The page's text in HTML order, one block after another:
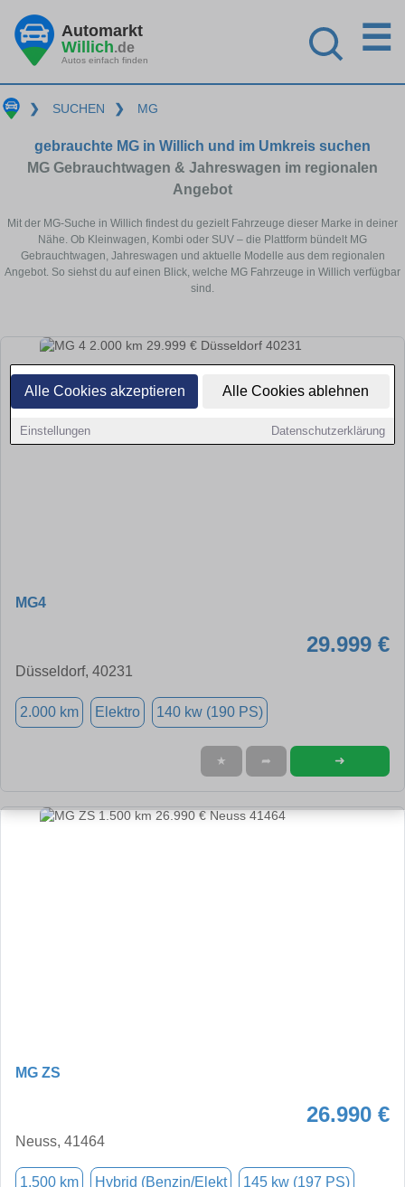
Alle Cookies akzeptieren Alle Cookies ablehnen
Einstellungen Datenschutzerklärung
Automarkt
Willich.de
Autos einfach finden
☰
❯ SUCHEN ❯ MG
gebrauchte MG in Willich und im Umkreis suchen
MG Gebrauchtwagen & Jahreswagen im regionalen
Angebot
Mit der MG-Suche in Willich findest du gezielt Fahrzeuge dieser Marke in deiner
Nähe. Ob Kleinwagen, Kombi oder SUV – die Plattform bündelt MG
Gebrauchtwagen, Jahreswagen und aktuelle Modelle aus dem regionalen
Angebot. So siehst du auf einen Blick, welche MG Fahrzeuge in Willich verfügbar
sind.
MG4
29.999 €
Düsseldorf, 40231
2.000 km Elektro 140 kw (190 PS)
★ ➦ ➜
MG ZS
26.990 €
Neuss, 41464
1.500 km Hybrid (Benzin/Elekt 145 kw (197 PS)